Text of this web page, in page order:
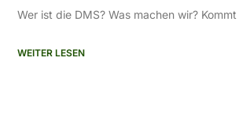
Wer ist die DMS? Was machen wir?
WEITER LESEN